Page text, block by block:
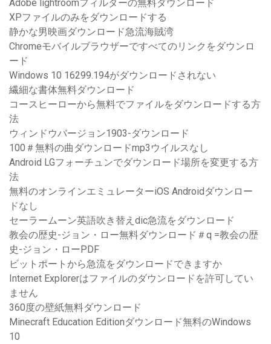
Adobe lightroomフィルターの無料ダウンロード
XPファイルのみをダウンロードする
静かな男映画ダウンロード急流海賊湾
Chromeモバイルブラウザーですべてのリンクをダウンロ
ード
Windows 10 16299.194がダウンロードされない
繊細な書体無料ダウンロード
コースヒーローから無料でファイルをダウンロードする方
法
ウィンドウバージョン1903-ダウンロード
100＃無料の曲ダウンロードmp3ウイルスなし
Android LGフォーチュンでダウンロード場所を変更する方
法
無料のオンラインエミュレーターiOS Androidダウンロー
ドなし
セーラームーン英語吹き替えdic急流をダウンロード
教会の歴史-ジョン・ロー無料ダウンロード＃q =教会の歴
史-ジョン・ローPDF
ビットポートから急流をダウンロードできますか
Internet Explorerはファイルのダウンロードを許可してい
ません
360度の壁紙無料ダウンロード
Minecraft Education Editionダウンロード無料のWindows
10